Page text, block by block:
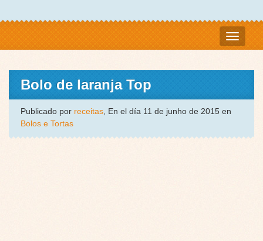
Bolo de laranja Top
Publicado por receitas, En el día 11 de junho de 2015 en
Bolos e Tortas